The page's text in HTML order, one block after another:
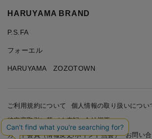
HARUYAMA BRAND
P.S.FA
フォーエル
HARUYAMA ZOZOTOWN
ご利用規約について
個人情報の取り扱いについ
特定商取引に基づく表記
会社概要
カード会員（情報変更/ポイント照会）
お問い